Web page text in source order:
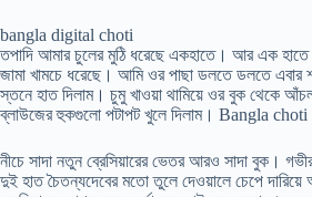
bangla digital choti
তপাদি আমার চুলের মুঠি ধরেছে একহাতে। আর এক হাতে
জামা খামচে ধরেছে। আমি ওর পাছা ডলতে ডলতে এবার
স্তনে হাত দিলাম। চুমু খাওয়া থামিয়ে ওর বুক থেকে
ব্লাউজের হুকগুলো পটাপট খুলে দিলাম। Bangla
নীচে সাদা নতুন ব্রেসিয়ারের ভেতর আরও সাদা বুক।
দুই হাত চৈতন্যদেবের মতো তুলে দেওয়ালে চেপে